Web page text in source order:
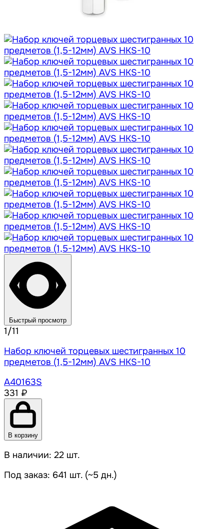
Быстрый просмотр
1/11
Набор ключей торцевых шестигранных 10
предметов (1,5-12мм) AVS HKS-10
A40163S
331 ₽
В корзину
В наличии: 22 шт.
Под заказ: 641 шт. (~5 дн.)